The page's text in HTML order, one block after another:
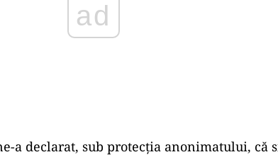
a declarat, sub protecția anonimatului, că